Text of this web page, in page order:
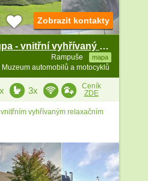
Rodinná chalupa - vnitřní vyhřívaný bazén - Zdobnice
Rampuše mapa
automobilů a motocyklů
Zobrazit kontakty
3x
Ceník
ZDE
vyhřívaným relaxačním